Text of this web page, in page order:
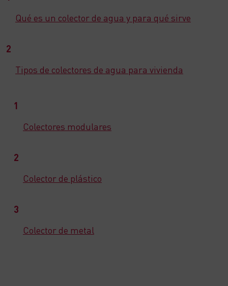
Qué es un colector de agua y para qué sirve
Tipos de colectores de agua para vivienda
Colectores modulares
Colector de plástico
Colector de metal